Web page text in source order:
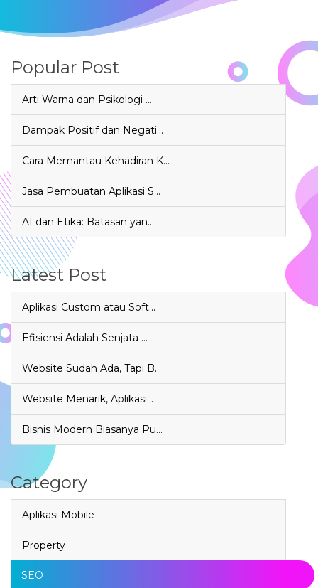
Popular Post
Arti Warna dan Psikologi …
Dampak Positif dan Negati…
Cara Memantau Kehadiran K…
Jasa Pembuatan Aplikasi S…
AI dan Etika: Batasan yan…
Latest Post
Aplikasi Custom atau Soft…
Efisiensi Adalah Senjata …
Website Sudah Ada, Tapi B…
Website Menarik, Aplikasi…
Bisnis Modern Biasanya Pu…
Category
Aplikasi Mobile
Property
SEO